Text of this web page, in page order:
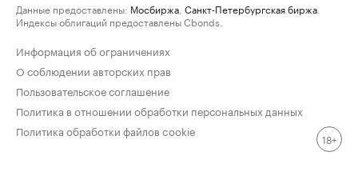
Данные предоставлены: Мосбиржа Санкт-Петербургская биржа
Индексы облигаций предоставлены Cbonds.
Информация об ограничениях
О соблюдении авторских прав
Пользовательское соглашение
Политика в отношении обработки персональных данных
Политика обработки файлов cookie
18+